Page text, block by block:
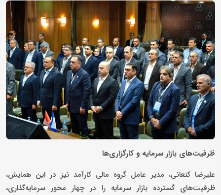
ظرفیت‌های بازار سرمایه و کارگزاری‌ها
علیرضا کنعانی، مدیر عامل گروه مالی کارآمد نیز در این همایش،
ظرفیت‌های گسترده بازار سرمایه را در چهار محور سرمایه‌گذاری،